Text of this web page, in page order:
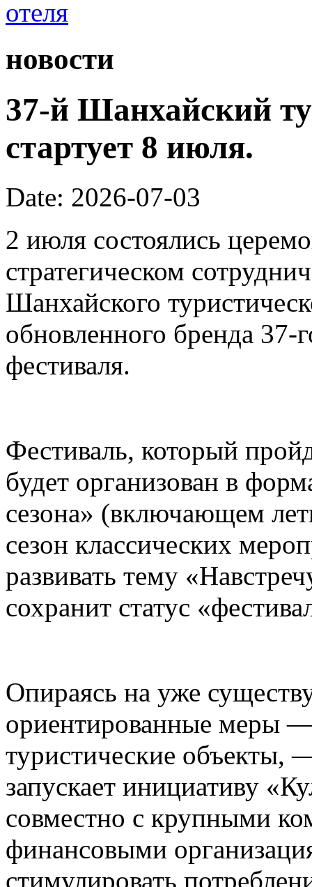
новости
37-й Шанхайский
стартует 8 июля.
Date: 2026-07-03
2 июля состоялись
стратегическом
Шанхайского
обновленного бренда 37-
фестиваля.
Фестиваль, который
будет организован в
сезона» (включающем
сезон классических
развивать тему
сохранит статус
Опираясь на уже
ориентированные меры
туристические объекты,
запускает инициативу
совместно с крупными
финансовыми
стимулировать